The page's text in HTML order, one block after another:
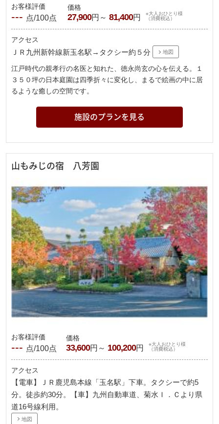
お客様評価
--- 点/100点
価格
27,900円～ 81,400円
※大人おひとり様
（消費税込）
アクセス
ＪＲ九州新幹線新玉名駅→タクシー約５分 地図
江戸時代の親孝行の名医と知れた、徳永尚玄の心を伝える。１
３５０坪の日本庭園は四季折々に変化し、まるで絵画の中に居
るような癒しの空間です。
施設のプランを見る
山もみじの宿 八芳園
お客様評価
--- 点/100点
価格
33,600円～ 100,200円
※大人おひとり様
（消費税込）
アクセス
【電車】ＪＲ鹿児島本線「玉名駅」下車。タクシーで約5
分。徒歩約30分。【車】九州自動車道、菊水Ｉ．Ｃより県
道16号線利用。
地図